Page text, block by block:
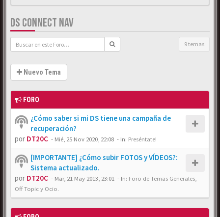
DS CONNECT NAV
9 temas
Nuevo Tema
FORO
¿Cómo saber si mi DS tiene una campaña de
recuperación?
por DT20C - Mié, 25 Nov 2020, 22:08 - In: Preséntate!
[IMPORTANTE] ¿Cómo subir FOTOS y VÍDEOS?:
Sistema actualizado.
por DT20C - Mar, 21 May 2013, 23:01 - In: Foro de Temas Generales,
Off Topic y Ocio.